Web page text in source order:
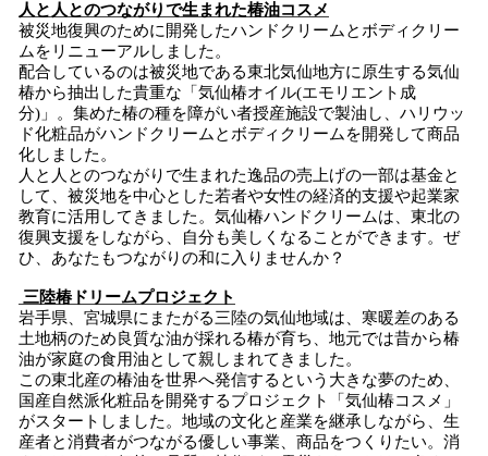
人と人とのつながりで生まれた椿油コスメ
被災地復興のために開発したハンドクリームとボディクリー
ムをリニューアルしました。
配合しているのは被災地である東北気仙地方に原生する気仙
椿から抽出した貴重な「気仙椿オイル(エモリエント成
分)」。集めた椿の種を障がい者授産施設で製油し、ハリウッ
ド化粧品がハンドクリームとボディクリームを開発して商品
化しました。
人と人とのつながりで生まれた逸品の売上げの一部は基金と
して、被災地を中心とした若者や女性の経済的支援や起業家
教育に活用してきました。気仙椿ハンドクリームは、東北の
復興支援をしながら、自分も美しくなることができます。ぜ
ひ、あなたもつながりの和に入りませんか？
三陸椿ドリームプロジェクト
岩手県、宮城県にまたがる三陸の気仙地域は、寒暖差のある
土地柄のため良質な油が採れる椿が育ち、地元では昔から椿
油が家庭の食用油として親しまれてきました。
この東北産の椿油を世界へ発信するという大きな夢のため、
国産自然派化粧品を開発するプロジェクト「気仙椿コスメ」
がスタートしました。地域の文化と産業を継承しながら、生
産者と消費者がつながる優しい事業、商品をつくりたい。消